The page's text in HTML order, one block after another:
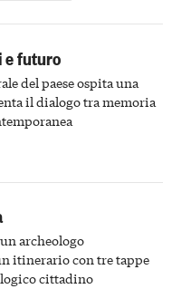
e futuro
del paese ospita una
il dialogo tra memoria
archeologo
itinerario con tre tappe
cittadino